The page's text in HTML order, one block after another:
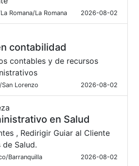
Romana/La Romana 2026-08-02
contabilidad
contables y de recursos
Lorenzo 2026-08-02
en Salud
, Redirigir Guiar al Cliente
Salud.
Barranquilla 2026-08-02